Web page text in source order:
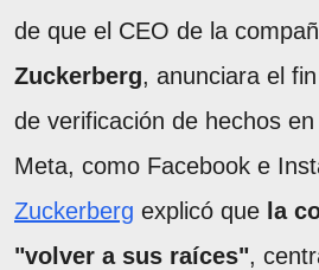
de que el CEO de la
Zuckerberg, anunciara el
de verificación de hechos
Meta, como Facebook e
Zuckerberg explicó que la
"volver a sus raíces",